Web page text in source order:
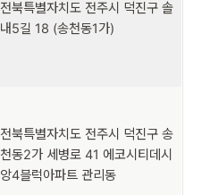
전북특별자치도 전주시 덕진구 솔
내5길 18 (송천동1가)
전북특별자치도 전주시 덕진구 송
천동2가 세병로 41 에코시티데시
앙4블럭아파트 관리동